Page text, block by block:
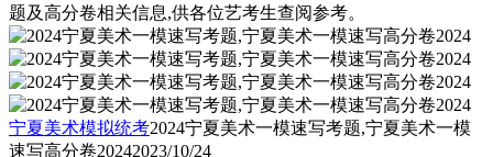
题及高分卷相关信息,供各位艺考生查阅参考。
宁夏美术模拟统考2024宁夏美术一模速写考题,宁夏美术一模
速写高分卷20242023/10/24